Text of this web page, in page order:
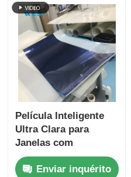
Película Inteligente
Ultra Clara para
Janelas com
Tonalidade PNLC com
Interruptor de
Enviar inquérito